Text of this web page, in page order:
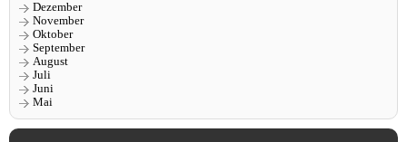
Dezember
November
Oktober
September
August
Juli
Juni
Mai